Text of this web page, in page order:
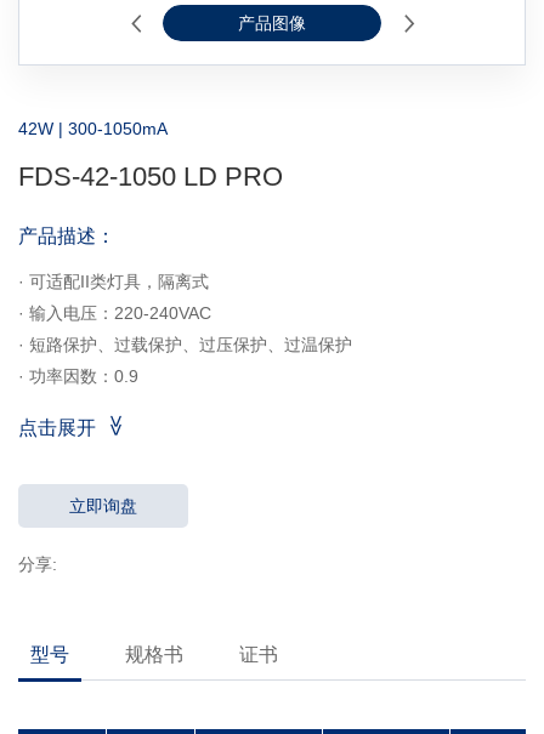
产品图像
42W | 300-1050mA
FDS-42-1050 LD PRO
产品描述：
· 可适配II类灯具，隔离式
· 输入电压：220-240VAC
· 短路保护、过载保护、过压保护、过温保护
· 功率因数：0.9
· 通过拨码调节输出电流
点击展开
立即询盘
分享:
型号 规格书 证书